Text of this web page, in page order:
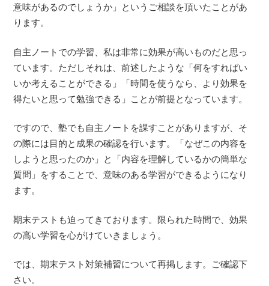
意味があるのでしょうか」というご相談を頂いたことがあ
ります。
自主ノートでの学習、私は非常に効果が高いものだと思っ
ています。ただしそれは、前述したような「何をすればい
いか考えることができる」「時間を使うなら、より効果を
得たいと思って勉強できる」ことが前提となっています。
ですので、塾でも自主ノートを課すことがありますが、そ
の際には目的と成果の確認を行います。「なぜこの内容を
しようと思ったのか」と「内容を理解しているかの簡単な
質問」をすることで、意味のある学習ができるようになり
ます。
期末テストも迫ってきております。限られた時間で、効果
の高い学習を心がけていきましょう。
では、期末テスト対策補習について再掲します。ご確認下
さい。